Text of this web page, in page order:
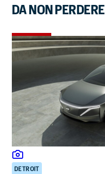
DA NON PERDERE
DETROIT